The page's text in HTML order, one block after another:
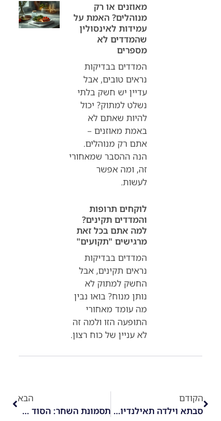
מאוזנים או רק
מנוהלים? האמת על
עמידות לאינסולין
שהמדדים לא
מספרים
המדדים בבדיקות
נראים טובים, אבל
עדיין יש חשק בלתי
נשלט למתוק? יכול
להיות שאתם לא
באמת מאוזנים –
אתם רק מנוהלים.
הנה ההסבר שמאחורי
זה, ומה אפשר
לעשות.
לוקחים תרופות
והמדדים תקינים?
למה אתם בכל זאת
מרגישים "תקועים"
המדדים בבדיקות
נראים תקינים, אבל
החשק למתוק לא
נותן מנוח? בואו נבין
מה עומד מאחורי
התופעה הזו ולמה זה
לא עניין של כוח רצון.
הקודם
סבתא וילדה תאילנדיות הזכירו לי את הבית
הבא
תסמונת השחר: הסוד שמאחורי ערכי הסוכר המפתיעים בבוקר!